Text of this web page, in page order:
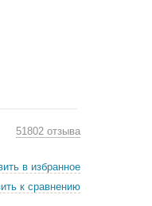
51802 отзыва
в избранное
к сравнению